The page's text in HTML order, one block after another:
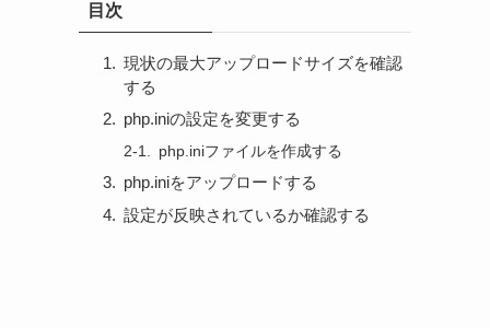
目次
現状の最大アップロードサイズを確認
する
php.iniの設定を変更する
php.iniファイルを作成する
php.iniをアップロードする
設定が反映されているか確認する